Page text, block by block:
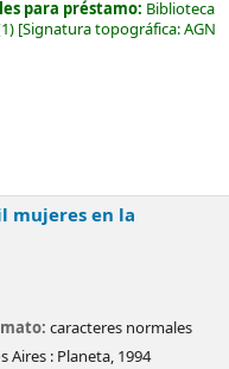
para préstamo: Biblioteca
Signatura topográfica:AGN
mujeres en la
caracteres normales
Aires : Planeta, 1994